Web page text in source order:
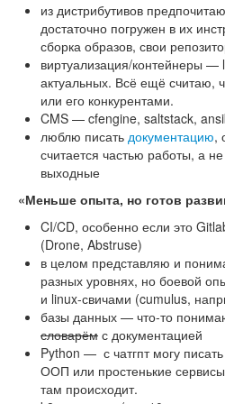
из дистрибутивов
достаточно погружен в их
сборка образов, свои
виртуализация/контейнеры —
актуальных. Всё ещё считаю,
или его конкурентами.
CMS — cfengine, saltstack,
люблю писать документацию,
считается частью работы, а
выходные
«Меньше опыта, но готов
CI/CD, особенно если это
(Drone, Abstruse)
в целом представляю и
разных уровнях, но боевой
и linux-свичами (cumulus,
базы данных — что-то
словарём с документацией
Python — с чатгпт могу
ООП или простенькие
там происходит.